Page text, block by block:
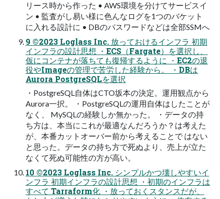
リース時から作った • AWS環境を分けてサービスイ
ン • 監査がし易い様に色んなログを1つのバケット
に入れる設計に • DBのパスワードなどは全部SSMへ
9 ©2023 Loglass Inc. 放っておけるインフラ 初期
インフラの設計思想 ・ECS（Fargate）を選択し、
仮にコンテナが落ちても復帰するように ・EC2の退
役やImageの管理で苦労した経験から。 ・DBは
Aurora PostgreSQLを選択
・PostgreSQL自体はCTO坂本の決定。運用観点から
Aurora一択。 ・PostgreSQLの運用自体はしたことが
なく、 MySQLの経験しか無かった。 ・データの持
ち方は、本当にこれが最適なんだろうか？は考えた
が、本番カットオーバー前から考えることで はない
と思った。データの持ち方で死ぬより、売上が立た
なくて死ぬ可能性の方が高い。
10 ©2023 Loglass Inc. シンプルかつ壊しやすいイ
ンフラ 初期インフラの設計思想 ・初期のインフラは
すべて Tarraform化 ・放っておくスタンスだが、